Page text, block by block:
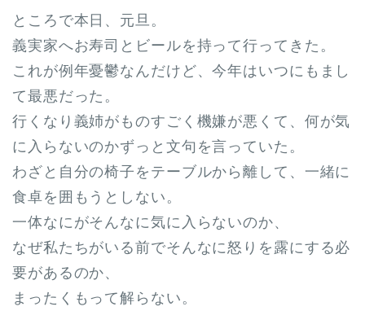
ところで本日、元旦。
義実家へお寿司とビールを持って行ってきた。
これが例年憂鬱なんだけど、今年はいつにもまし
て最悪だった。
行くなり義姉がものすごく機嫌が悪くて、何が気
に入らないのかずっと文句を言っていた。
わざと自分の椅子をテーブルから離して、一緒に
食卓を囲もうとしない。
一体なにがそんなに気に入らないのか、
なぜ私たちがいる前でそんなに怒りを露にする必
要があるのか、
まったくもって解らない。